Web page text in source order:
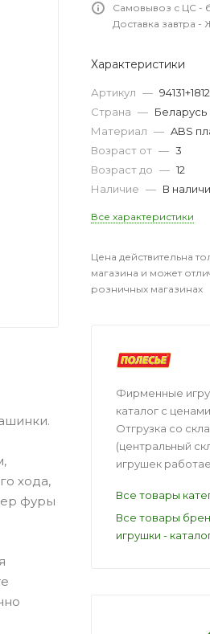
хода,
фуры
Самовывоз с ЦС -
Доставка завтра
Характеристики
Артикул —
Страна — Беларусь
Материал — ABS
Возраст от — 3
Возраст до — 12
Наличие — В
Все характеристики
Цена действительна
магазина и может
розничных магазинах
Фирменные
каталог с
Отгрузка со
(центральный
игрушек
Все товары
Все товары
игрушки -